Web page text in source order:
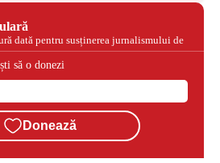
dată pentru susținerea jurnalismului de
să o donezi
Donează